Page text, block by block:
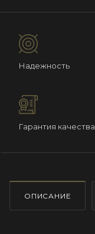
Надежность
Гарантия качества
ОПИСАНИЕ